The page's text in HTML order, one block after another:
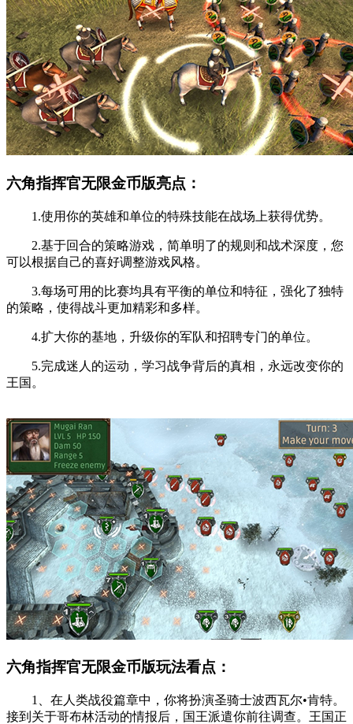
六角指挥官无限金币版亮点：
1.使用你的英雄和单位的特殊技能在战场上获得优势。
2.基于回合的策略游戏，简单明了的规则和战术深度，您
可以根据自己的喜好调整游戏风格。
3.每场可用的比赛均具有平衡的单位和特征，强化了独特
的策略，使得战斗更加精彩和多样。
4.扩大你的基地，升级你的军队和招聘专门的单位。
5.完成迷人的运动，学习战争背后的真相，永远改变你的
王国。
六角指挥官无限金币版玩法看点：
1、在人类战役篇章中，你将扮演圣骑士波西瓦尔•肯特。
接到关于哥布林活动的情报后，国王派遣你前往调查。王国正